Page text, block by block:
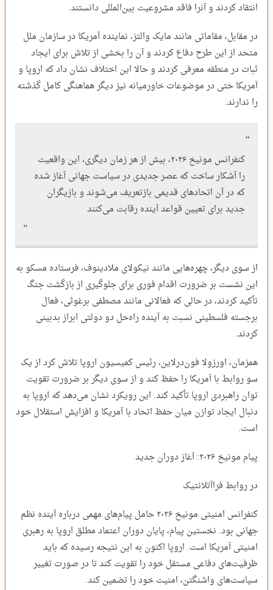
انتقاد کردند و آنرا فاقد مشروعیت بین‌المللی دانستند.
در مقابل، مقاماتی مانند مایک والتز، نماینده آمریکا در سازمان ملل
متحد از این طرح دفاع کردند و آن را بخشی از تلاش برای ایجاد
ثبات در منطقه معرفی کردند و حالا این اختلاف نشان داد که اروپا و
آمریکا حتی در موضوعات خاورمیانه نیز دیگر هماهنگی کامل گذشته
را ندارند.
کنفرانس مونیخ ۲۰۲۶، بیش از هر زمان دیگری، این واقعیت
را آشکار ساخت که عصر جدیدی در سیاست جهانی آغاز شده
که در آن اتحادهای قدیمی بازتعریف می‌شوند و بازیگران
جدید برای تعیین قواعد آینده رقابت می‌کنند
از سوی دیگر، چهره‌هایی مانند نیکولای ملادینوف، فرستاده مسکو به
این نشست بر ضرورت اقدام فوری برای جلوگیری از بازگشت جنگ
تأکید کردند، در حالی که فعالانی مانند مصطفی برغوثی، فعال
برجسته فلسطینی نسبت به آینده راه‌حل دو دولتی ابراز بدبینی
کردند.
همزمان، اورزولا فون‌درلاین، رئیس کمیسیون اروپا تلاش کرد از یک
سو روابط با آمریکا را حفظ کند و از سوی دیگر بر ضرورت تقویت
توان راهبردی اروپا تأکید کند. این رویکرد نشان می‌دهد که اروپا به
دنبال ایجاد توازن میان حفظ اتحاد با آمریکا و افزایش استقلال خود
است.
پیام مونیخ ۲۰۲۶: آغاز دوران جدید
در روابط فراآتلانتیک
کنفرانس امنیتی مونیخ ۲۰۲۶ حامل پیام‌های مهمی درباره آینده نظم
جهانی بود. نخستین پیام، پایان دوران اعتماد مطلق اروپا به رهبری
امنیتی آمریکا است. اروپا اکنون به این نتیجه رسیده که باید
ظرفیت‌های دفاعی مستقل خود را تقویت کند تا در صورت تغییر
سیاست‌های واشنگتن، امنیت خود را تضمین کند.